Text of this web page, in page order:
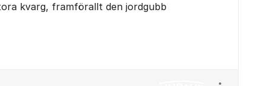
kvarg, framförallt den jordgubb